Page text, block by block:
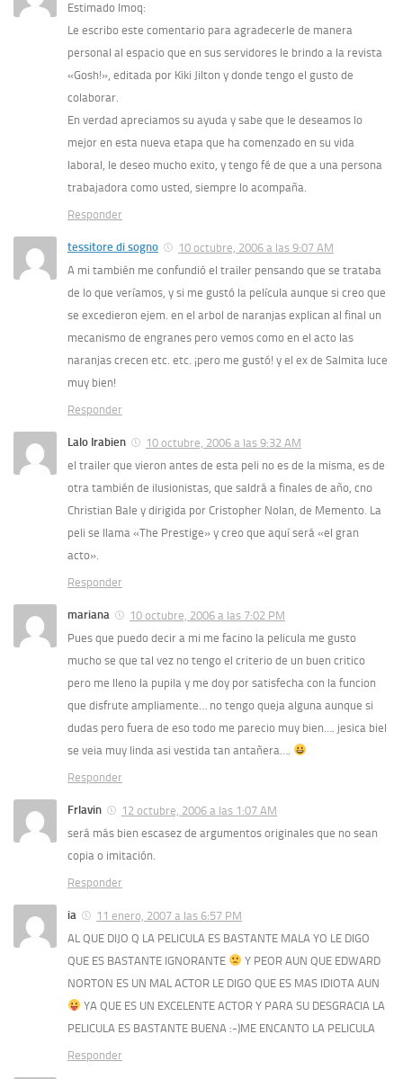
Estimado Imoq:
Le escribo este comentario para agradecerle de manera
personal al espacio que en sus servidores le brindo a la revista
«Gosh!», editada por Kiki Jilton y donde tengo el gusto de
colaborar.
En verdad apreciamos su ayuda y sabe que le deseamos lo
mejor en esta nueva etapa que ha comenzado en su vida
laboral, le deseo mucho exito, y tengo fé de que a una persona
trabajadora como usted, siempre lo acompaña.
Responder
tessitore di sogno
10 octubre, 2006 a las 9:07 AM
A mi también me confundió el trailer pensando que se trataba
de lo que veríamos, y si me gustó la película aunque si creo que
se excedieron ejem. en el arbol de naranjas explican al final un
mecanismo de engranes pero vemos como en el acto las
naranjas crecen etc. etc. ¡pero me gustó! y el ex de Salmita luce
muy bien!
Responder
Lalo Irabien
10 octubre, 2006 a las 9:32 AM
el trailer que vieron antes de esta peli no es de la misma, es de
otra también de ilusionistas, que saldrá a finales de año, cno
Christian Bale y dirigida por Cristopher Nolan, de Memento. La
peli se llama «The Prestige» y creo que aquí será «el gran
acto».
Responder
mariana
10 octubre, 2006 a las 7:02 PM
Pues que puedo decir a mi me facino la pelicula me gusto
mucho se que tal vez no tengo el criterio de un buen critico
pero me lleno la pupila y me doy por satisfecha con la funcion
que disfrute ampliamente… no tengo queja alguna aunque si
dudas pero fuera de eso todo me parecio muy bien…. jesica biel
se veia muy linda asi vestida tan antañera….
Responder
Frlavin
12 octubre, 2006 a las 1:07 AM
será más bien escasez de argumentos originales que no sean
copia o imitación.
Responder
ia
11 enero, 2007 a las 6:57 PM
AL QUE DIJO Q LA PELICULA ES BASTANTE MALA YO LE DIGO
QUE ES BASTANTE IGNORANTE
Y PEOR AUN QUE EDWARD
NORTON ES UN MAL ACTOR LE DIGO QUE ES MAS IDIOTA AUN
YA QUE ES UN EXCELENTE ACTOR Y PARA SU DESGRACIA LA
PELICULA ES BASTANTE BUENA :-)ME ENCANTO LA PELICULA
Responder